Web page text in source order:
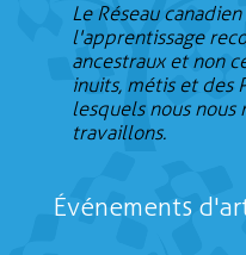
Le Réseau
l'apprentissage
ancestraux et non
inuits, métis et des
lesquels nous nous
travaillons.
Événements